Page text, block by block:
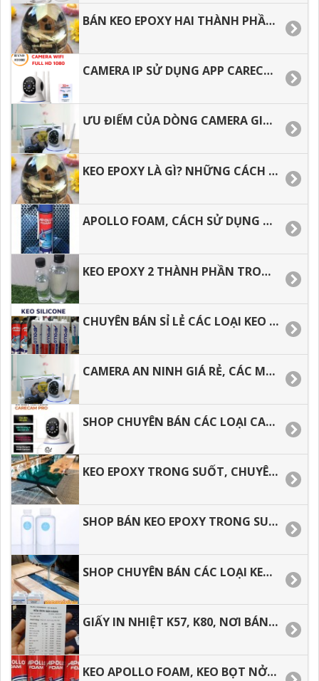
BÁN KEO EPOXY HAI THÀNH PHẦN, SHIP CODE TOÀN QUỐC.
CAMERA IP SỬ DỤNG APP CARECAM, DÒNG CAMERA THẾ HỆ MỚI.
ƯU ĐIỂM CỦA DÒNG CAMERA GIÁ RẺ CÓ TỐT KHÔNG.
KEO EPOXY LÀ GÌ? NHỮNG CÁCH PHA KEO EPOXY ĐÚNG CÁCH
APOLLO FOAM, CÁCH SỬ DỤNG ĐÚNG CÁCH, HIỆU QUẢ, TIẾT KIỆM
KEO EPOXY 2 THÀNH PHẦN TRONG SUỐT, THOÁT KHÍ TỐT, CHỊU NHIỆT.
CHUYÊN BÁN SỈ LẺ CÁC LOẠI KEO APOLLO SILICONE A300, A500,A600.
CAMERA AN NINH GIÁ RẺ, CÁC MẪU CAMERA DƯỚI 500 NGÀN CÓ TỐT KHÔNG.
SHOP CHUYÊN BÁN CÁC LOẠI CAMERA AN NINH GIÁ RẺ.
KEO EPOXY TRONG SUỐT, CHUYÊN BÁN KEO ĐỔ MẶT BÀN.
SHOP BÁN KEO EPOXY TRONG SUỐT ĐỔ MẶT BÀN TẠI TP.HCM
SHOP CHUYÊN BÁN CÁC LOẠI KEO EPOXY TRONG SUỐT.
GIẤY IN NHIỆT K57, K80, NƠI BÁN GIÁ RẺ TẠI TP.HCM.
KEO APOLLO FOAM, KEO BỌT NỞ TRƯƠNG.